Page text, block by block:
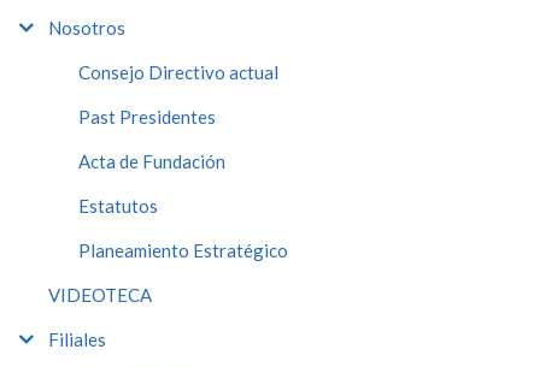
Nosotros
Consejo Directivo actual
Past Presidentes
Acta de Fundación
Estatutos
Planeamiento Estratégico
VIDEOTECA
Filiales